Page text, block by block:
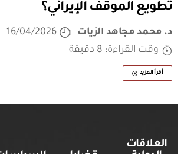
تطويع الموقف الإيراني؟
د. محمد مجاهد الزيات
16/04/2026
وقت القراءة: 8 دقيقة
أقرأ المزيد
العلاقات